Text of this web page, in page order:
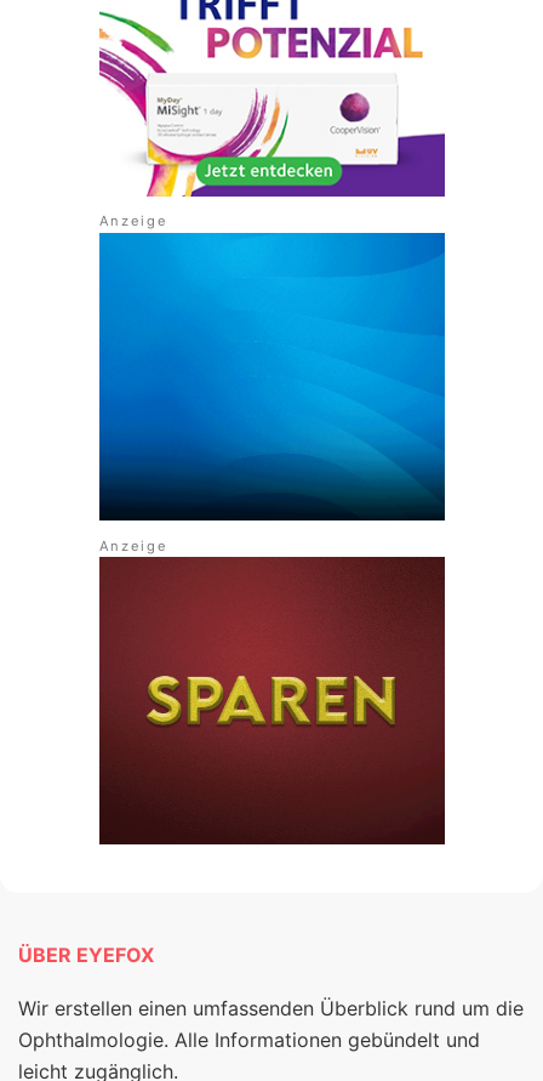
ÜBER EYEFOX
Wir erstellen einen umfassenden Überblick rund um die
Ophthalmologie. Alle Informationen gebündelt und
leicht zugänglich.